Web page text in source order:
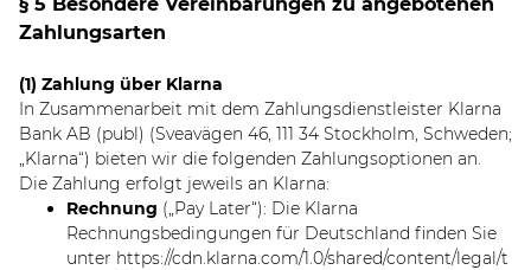
Zahlungsarten
(1) Zahlung über Klarna
In Zusammenarbeit mit dem Zahlungsdienstleister Klarna
Bank AB (publ) (Sveavägen 46, 111 34 Stockholm, Schweden;
„Klarna“) bieten wir die folgenden Zahlungsoptionen an.
Die Zahlung erfolgt jeweils an Klarna:
Rechnung („Pay Later“): Die Klarna
Rechnungsbedingungen für Deutschland finden Sie
unter https://cdn.klarna.com/1.0/shared/content/legal/t